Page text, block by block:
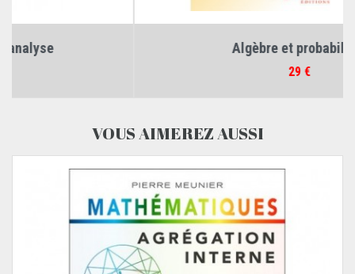
Algèbre et probabilités
VOUS AIMEREZ AUSSI